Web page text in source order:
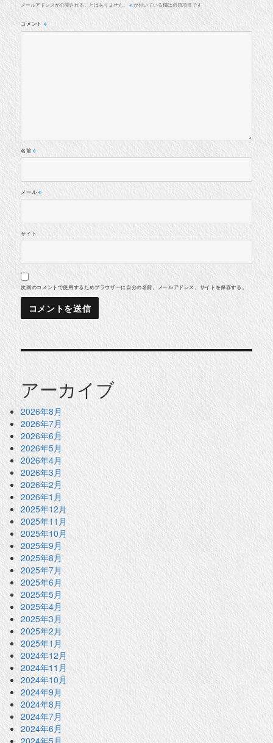
メールアドレスが公開されることはありません。 ※ が付いている欄は必須項目です
コメント ※
名前※
メール ※
サイト
次回のコメントで使用するためブラウザーに自分の名前、メールアドレス、サイトを保存する。
アーカイブ
2026年8月
2026年7月
2026年6月
2026年5月
2026年4月
2026年3月
2026年2月
2026年1月
2025年12月
2025年11月
2025年10月
2025年9月
2025年8月
2025年7月
2025年6月
2025年5月
2025年4月
2025年3月
2025年2月
2025年1月
2024年12月
2024年11月
2024年10月
2024年9月
2024年8月
2024年7月
2024年6月
2024年5月